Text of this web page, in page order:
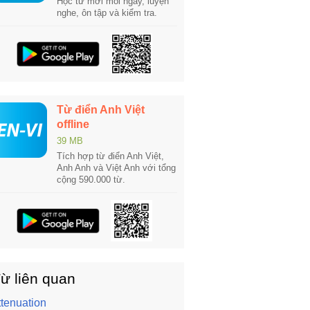
nghe, ôn tập và kiểm tra.
Từ điển Anh Việt
offline
39 MB
Tích hợp từ điển Anh Việt,
Anh Anh và Việt Anh với tổng
cộng 590.000 từ.
liên quan